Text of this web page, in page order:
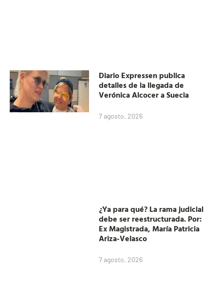
Diario Expressen publica
detalles de la llegada de
Verónica Alcocer a Suecia
7 agosto, 2026
¿Ya para qué? La rama judicial
debe ser reestructurada. Por:
Ex Magistrada, María Patricia
Ariza-Velasco
7 agosto, 2026